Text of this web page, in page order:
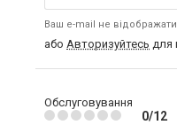
Ваш e-mail не
або Авторизуйтесь для
Обслуговування
0/12